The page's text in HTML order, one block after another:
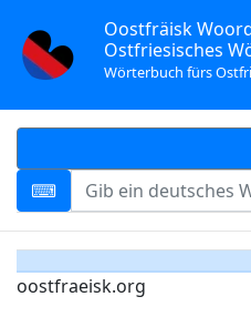
Oostfräisk
Ostfriesisches
Wörterbuch fürs
oostfraeisk.org